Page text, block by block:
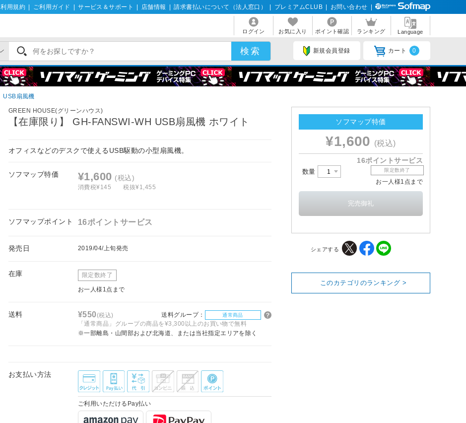
利用規約 ご利用ガイド サービス＆サポート 店舗情報 請求書払いについて（法人窓口） プレミアムCLUB お問い合わせ
ログイン お気に入り ポイント確認 ランキング Language
新規会員登録 カート 0
USB扇風機
GREEN HOUSE(グリーンハウス)
【在庫限り】 GH-FANSWI-WH USB扇風機 ホワイト
オフィスなどのデスクで使えるUSB駆動の小型扇風機。
ソフマップ特価 ¥1,600 (税込)
消費税¥145 税抜¥1,455
ソフマップポイント 16ポイントサービス
発売日 2019/04/上旬発売
在庫 限定数終了
お一人様1点まで
送料 ¥550(税込) 送料グループ： 通常商品
「通常商品」グループの商品を¥3,300以上のお買い物で無料
※一部離島・山間部および北海道、または当社指定エリアを除く
お支払い方法
ご利用いただけるPay払い
ソフマップ特価
¥1,600 (税込)
16ポイントサービス
数量 限定数終了
お一人様1点まで
シェアする
このカテゴリのランキング >